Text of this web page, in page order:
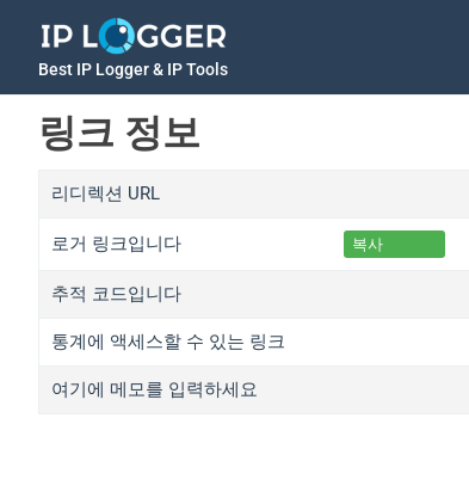
Best IP Logger & IP Tools
링크 정보
리디렉션 URL
로거 링크입니다 복사
추적 코드입니다
통계에 액세스할 수 있는 링크
여기에 메모를 입력하세요